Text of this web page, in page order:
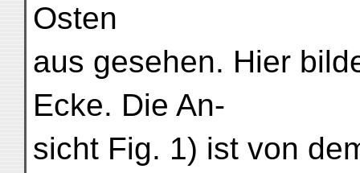
Osten
aus gesehen. Hier
Ecke. Die An-
sicht Fig. 1) ist von